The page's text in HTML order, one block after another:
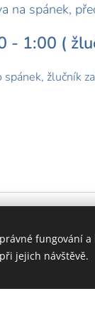
na spánek,
- 1:00 (
spánek, žlučník
fungování
jejich návštěvě.